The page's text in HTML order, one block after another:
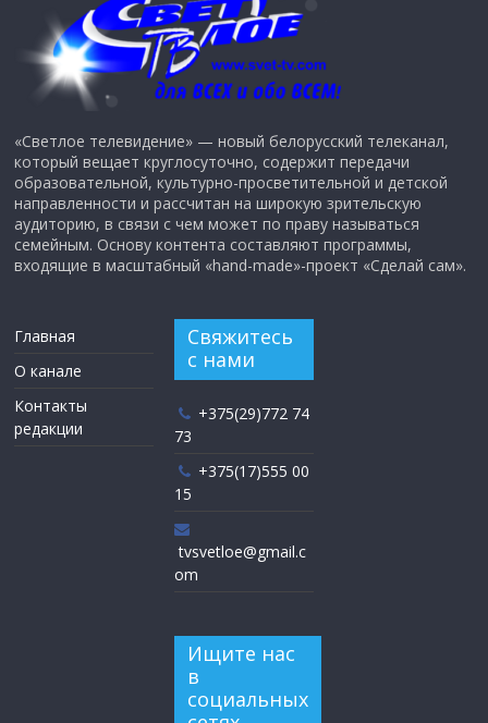
«Светлое телевидение» — новый белорусский телеканал,
который вещает круглосуточно, содержит передачи
образовательной, культурно-просветительной и детской
направленности и рассчитан на широкую зрительскую
аудиторию, в связи с чем может по праву называться
семейным. Основу контента составляют программы,
входящие в масштабный «hand-made»-проект «Сделай сам».
Главная
О канале
Контакты
редакции
Свяжитесь
с нами
+375(29)772 74
73
+375(17)555 00
15
tvsvetloe@gmail.c
om
Ищите нас
в
социальных